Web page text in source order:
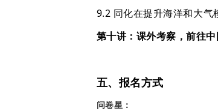
9.2 同化在提升海洋和大气
第十讲：课外考察，前往
五、报名方式
问卷星：